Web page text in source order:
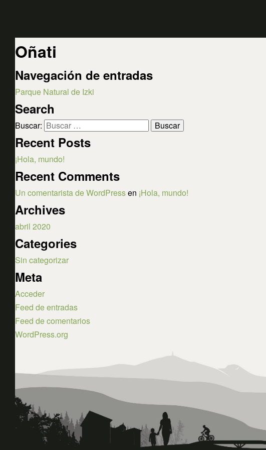
Oñati
Navegación de entradas
Parque Natural de Izki
Search
Buscar:
Recent Posts
¡Hola, mundo!
Recent Comments
Un comentarista de WordPressen ¡Hola, mundo!
Archives
abril 2020
Categories
Sin categorizar
Meta
Acceder
Feed de entradas
Feed de comentarios
WordPress.org